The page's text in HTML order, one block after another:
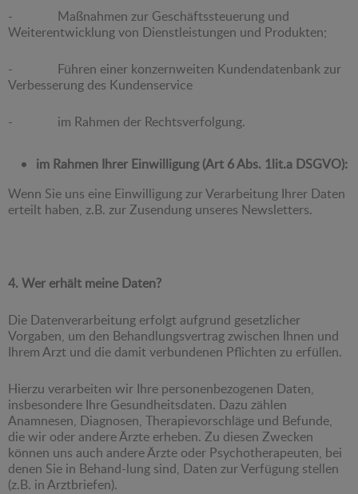
- Maßnahmen zur Geschäftssteuerung und
Weiterentwicklung von Dienstleistungen und Produkten;
- Führen einer konzernweiten Kundendatenbank zur
Verbesserung des Kundenservice
- im Rahmen der Rechtsverfolgung.
im Rahmen Ihrer Einwilligung (Art 6 Abs. 1lit.a DSGVO):
Wenn Sie uns eine Einwilligung zur Verarbeitung Ihrer Daten
erteilt haben, z.B. zur Zusendung unseres Newsletters.
4. Wer erhält meine Daten?
Die Datenverarbeitung erfolgt aufgrund gesetzlicher
Vorgaben, um den Behandlungsvertrag zwischen Ihnen und
Ihrem Arzt und die damit verbundenen Pflichten zu erfüllen.
Hierzu verarbeiten wir Ihre personenbezogenen Daten,
insbesondere Ihre Gesundheitsdaten. Dazu zählen
Anamnesen, Diagnosen, Therapievorschläge und Befunde,
die wir oder andere Ärzte erheben. Zu diesen Zwecken
können uns auch andere Ärzte oder Psychotherapeuten, bei
denen Sie in Behand-lung sind, Daten zur Verfügung stellen
(z.B. in Arztbriefen).